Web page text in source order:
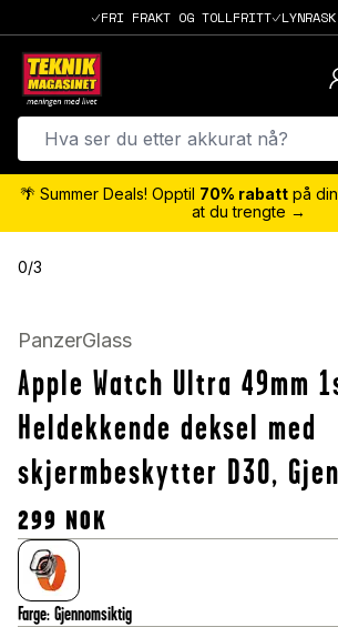
FRI FRAKT OG TOLLFRITT
🌴 Summer Deals! Opptil 70% rabatt på
at du trengte →
0/3
PanzerGlass
Apple Watch Ultra 49mm
Heldekkende deksel med
skjermbeskytter D3O,
299 NOK
Farge: Gjennomsiktig